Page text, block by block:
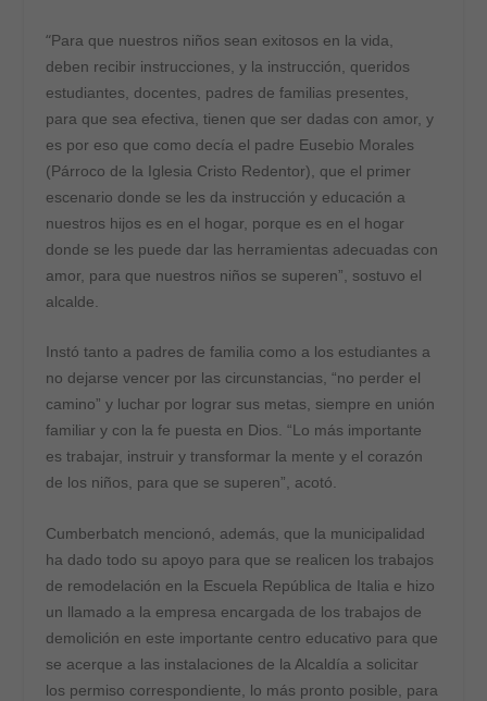
“Para que nuestros niños sean exitosos en la vida,
deben recibir instrucciones, y la instrucción, queridos
estudiantes, docentes, padres de familias presentes,
para que sea efectiva, tienen que ser dadas con amor, y
es por eso que como decía el padre Eusebio Morales
(Párroco de la Iglesia Cristo Redentor), que el primer
escenario donde se les da instrucción y educación a
nuestros hijos es en el hogar, porque es en el hogar
donde se les puede dar las herramientas adecuadas con
amor, para que nuestros niños se superen”, sostuvo el
alcalde.
Instó tanto a padres de familia como a los estudiantes a
no dejarse vencer por las circunstancias, “no perder el
camino” y luchar por lograr sus metas, siempre en unión
familiar y con la fe puesta en Dios. “Lo más importante
es trabajar, instruir y transformar la mente y el corazón
de los niños, para que se superen”, acotó.
Cumberbatch mencionó, además, que la municipalidad
ha dado todo su apoyo para que se realicen los trabajos
de remodelación en la Escuela República de Italia e hizo
un llamado a la empresa encargada de los trabajos de
demolición en este importante centro educativo para que
se acerque a las instalaciones de la Alcaldía a solicitar
los permiso correspondiente, lo más pronto posible, para